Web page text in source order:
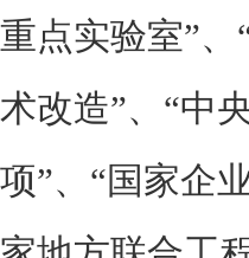
重点实验室”
术改造”、“中
项”、“国家企